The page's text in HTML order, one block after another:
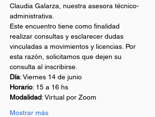
Claudia Galarza, nuestra asesora técnico-
administrativa.
Este encuentro tiene como finalidad
realizar consultas y esclarecer dudas
vinculadas a movimientos y licencias. Por
esta razón, solicitamos que dejen su
consulta al inscribirse.
Día: Viernes 14 de junio
Horario: 15 a 16 hs
Modalidad: Virtual por Zoom
Mostrar más